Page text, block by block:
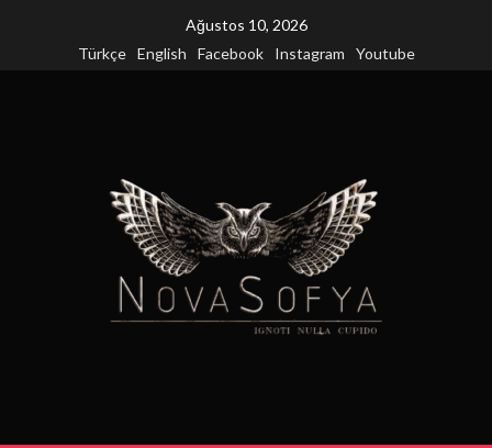
Ağustos 10, 2026
Türkçe
English Facebook Instagram Youtube